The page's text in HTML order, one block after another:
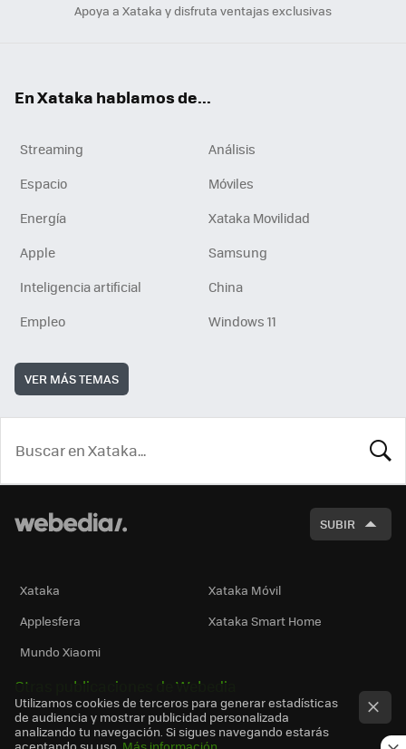
Apoya a Xataka y disfruta ventajas exclusivas
En Xataka hablamos de...
Streaming
Análisis
Espacio
Móviles
Energía
Xataka Movilidad
Apple
Samsung
Inteligencia artificial
China
Empleo
Windows 11
VER MÁS TEMAS
SUBIR
Xataka
Xataka Móvil
Applesfera
Xataka Smart Home
Mundo Xiaomi
Otras publicaciones de Webedia
Utilizamos cookies de terceros para generar estadísticas
de audiencia y mostrar publicidad personalizada
analizando tu navegación. Si sigues navegando estarás